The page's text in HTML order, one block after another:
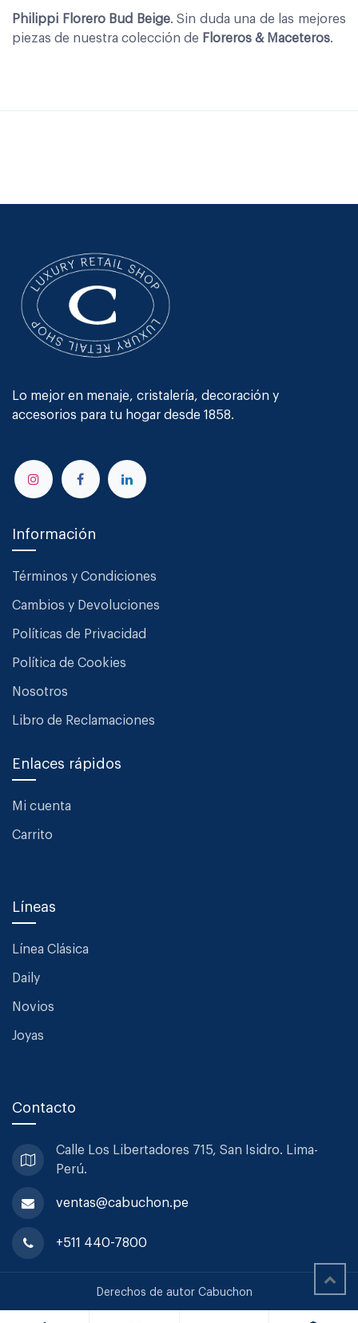
Philippi Florero Bud Beige. Sin duda una de las mejores
piezas de nuestra colección de Floreros & Maceteros.
Lo mejor en menaje, cristalería, decoración y
accesorios para tu hogar desde 1858.
Información
Términos y Condiciones
Cambios y Devoluciones
Políticas de Privacidad
Política de Cookies
Nosotros
Libro de Reclamaciones
Enlaces rápidos
Mi cuenta
Carrito
Líneas
Línea Clásica
Daily
Novios
Joyas
Contacto
Calle Los Libertadores 715, San Isidro. Lima-
Perú.
ventas@cabuchon.pe
+511 440-7800
Derechos de autor Cabuchon